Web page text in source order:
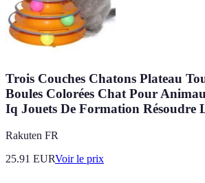
Trois Couches Chatons Plateau
Boules Colorées Chat Pour
Iq Jouets De Formation Résoudre
Rakuten FR
25.91 EURVoir le prix